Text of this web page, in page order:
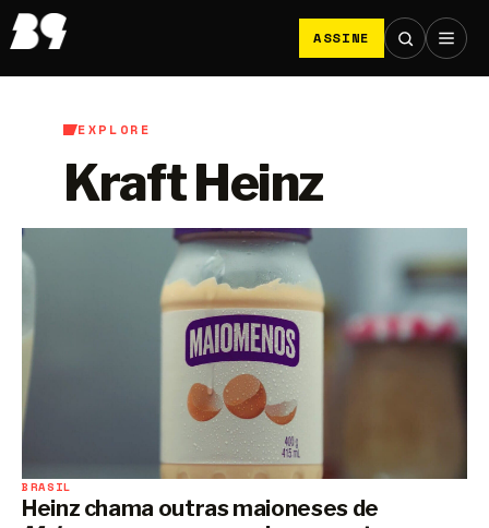
ASSINE
EXPLORE
Kraft Heinz
BRASIL
Heinz chama outras maioneses de